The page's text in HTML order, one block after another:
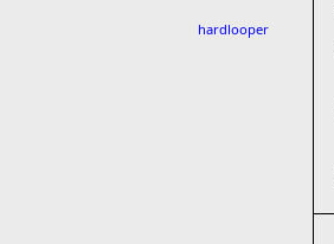
hardlooper